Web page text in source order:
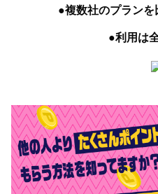
●複数社のプランを
●利用は